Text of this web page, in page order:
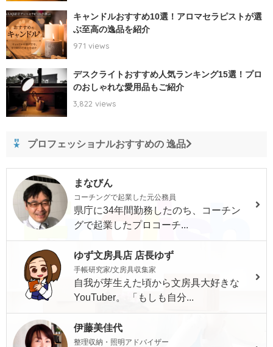
キャンドルおすすめ10選！アロマセラピストが選
ぶ至高の逸品を紹介
971 views
デスクライトおすすめ人気ランキング15選！プロ
のおしゃれな愛用品もご紹介
3,822 views
プロフェッショナルおすすめの 逸品
まなびん
コーチングで起業した元公務員
県庁に34年間勤務したのち、コーチン
グで起業したプロコーチ...
ゆず文房具店 店長ゆず
手帳研究家/文房具収集家
自我が芽生えた頃から文房具大好きな
YouTuber。 「もしも自分...
伊藤美佳代
整理収納・照明アドバイザー